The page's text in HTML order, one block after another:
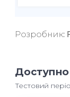
Розробник:
Доступно
Тестовий